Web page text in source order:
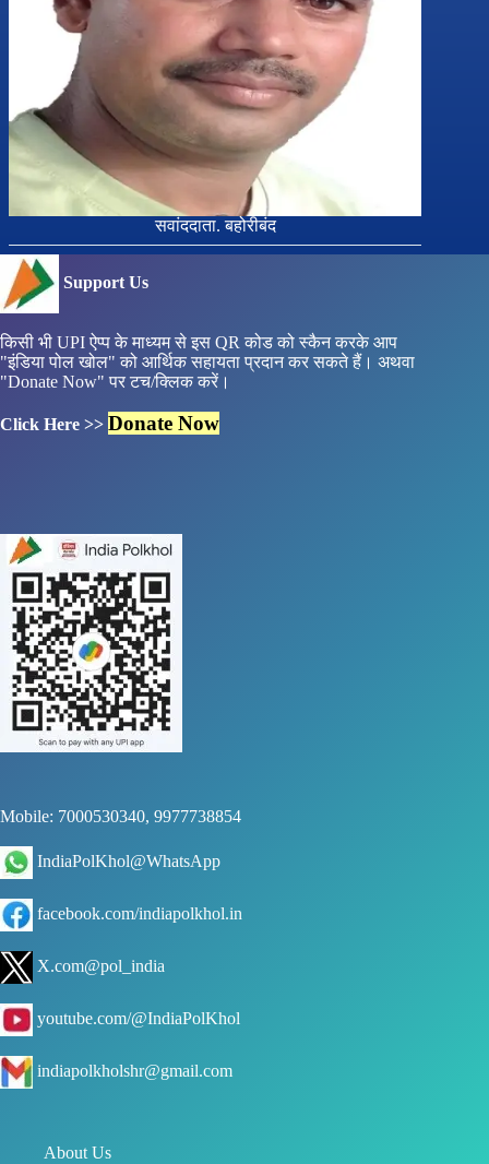
सवांददाता. बहोरीबंद
Support Us
किसी भी UPI ऐप्प के माध्यम से इस QR कोड को स्कैन करके आप
"इंडिया पोल खोल" को आर्थिक सहायता प्रदान कर सकते हैं। अथवा
"Donate Now" पर टच/क्लिक करें।
Click Here >> Donate Now
Mobile: 7000530340, 9977738854
IndiaPolKhol@WhatsApp
facebook.com/indiapolkhol.in
X.com@pol_india
youtube.com/@IndiaPolKhol
indiapolkholshr@gmail.com
About Us